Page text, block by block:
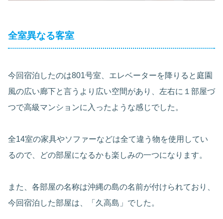
全室異なる客室
今回宿泊したのは801号室、エレベーターを降りると庭園
風の広い廊下と言うより広い空間があり、左右に１部屋づ
つで高級マンションに入ったような感じでした。
全14室の家具やソファーなどは全て違う物を使用してい
るので、どの部屋になるかも楽しみの一つになります。
また、各部屋の名称は沖縄の島の名前が付けられており、
今回宿泊した部屋は、「久高島」でした。